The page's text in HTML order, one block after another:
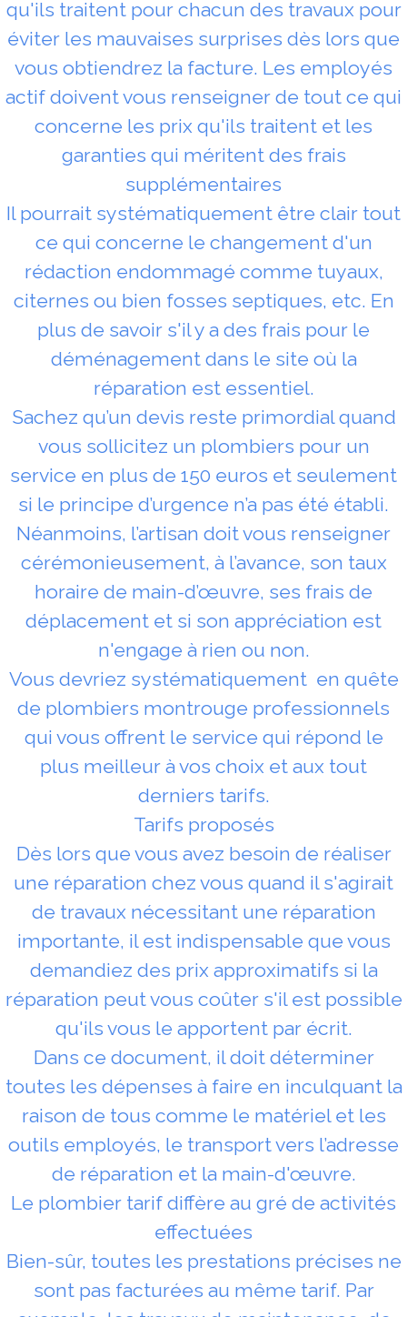
qu'ils traitent pour chacun des travaux pour
éviter les mauvaises surprises dès lors que
vous obtiendrez la facture. Les employés
actif doivent vous renseigner de tout ce qui
concerne les prix qu'ils traitent et les
garanties qui méritent des frais
supplémentaires
Il pourrait systématiquement être clair tout
ce qui concerne le changement d'un
rédaction endommagé comme tuyaux,
citernes ou bien fosses septiques, etc. En
plus de savoir s'il y a des frais pour le
déménagement dans le site où la
réparation est essentiel.
Sachez qu’un devis reste primordial quand
vous sollicitez un plombiers pour un
service en plus de 150 euros et seulement
si le principe d’urgence n’a pas été établi.
Néanmoins, l’artisan doit vous renseigner
cérémonieusement, à l’avance, son taux
horaire de main-d’œuvre, ses frais de
déplacement et si son appréciation est
n'engage à rien ou non.
Vous devriez systématiquement en quête
de plombiers montrouge professionnels
qui vous offrent le service qui répond le
plus meilleur à vos choix et aux tout
derniers tarifs.
Tarifs proposés
Dès lors que vous avez besoin de réaliser
une réparation chez vous quand il s'agirait
de travaux nécessitant une réparation
importante, il est indispensable que vous
demandiez des prix approximatifs si la
réparation peut vous coûter s'il est possible
qu'ils vous le apportent par écrit.
Dans ce document, il doit déterminer
toutes les dépenses à faire en inculquant la
raison de tous comme le matériel et les
outils employés, le transport vers l’adresse
de réparation et la main-d'œuvre.
Le plombier tarif diffère au gré de activités
effectuées
Bien-sûr, toutes les prestations précises ne
sont pas facturées au même tarif. Par